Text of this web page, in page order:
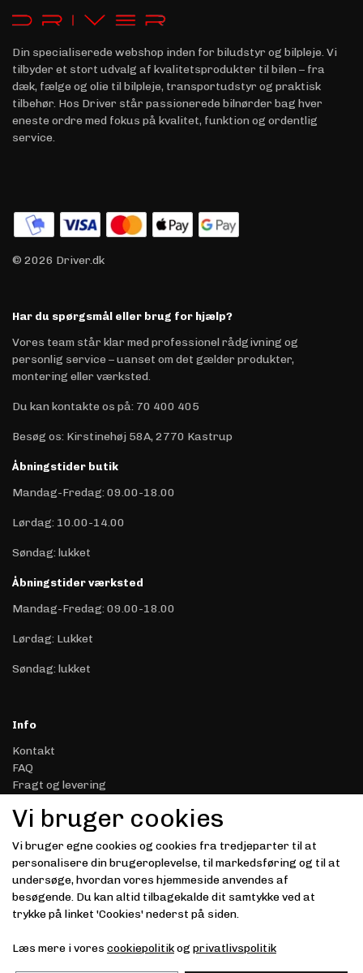
Din specialiserede webshop inden for biludstyr og bilpleje. Vi
tilbyder et stort udvalg af kvalitetsprodukter til bilen – fra
dæk, fælge og olie til bilpleje, transportudstyr og praktisk
tilbehør. Hos Driver står passionerede bilnørder bag hver
eneste ordre med fokus på kvalitet, funktion og ordentlig
service.
© 2026 Driver.dk
Har du spørgsmål eller brug for hjælp?
Vores team står klar med professionel rådgivning og
personlig service – uanset om det gælder produkter,
montering eller værksted.
Du kan kontakte os på: 70 400 405
Besøg os: Kirstinehøj 58A, 2770 Kastrup
Åbningstider butik
Mandag-Fredag: 09.00-18.00
Lørdag: 10.00-14.00
Søndag: lukket
Åbningstider værksted
Mandag-Fredag: 09.00-18.00
Lørdag: Lukket
Søndag: lukket
Info
Kontakt
FAQ
Fragt og levering
Handelsbetingelser
Datasikkerhed & Privatliv
Gavekort
Om Driver.dk
Kunde login
Modtag vores nyhedsbrev via e-mail
Tilmeld
Vi bruger cookies
Vi bruger egne cookies og cookies fra tredjeparter til at
personalisere din brugeroplevelse, til markedsføring og til at
undersøge, hvordan vores hjemmeside anvendes af
besøgende. Du kan altid tilbagekalde dit samtykke ved at
trykke på linket 'Cookies' nederst på siden.
Læs mere i vores cookiepolitikog privatlivspolitik